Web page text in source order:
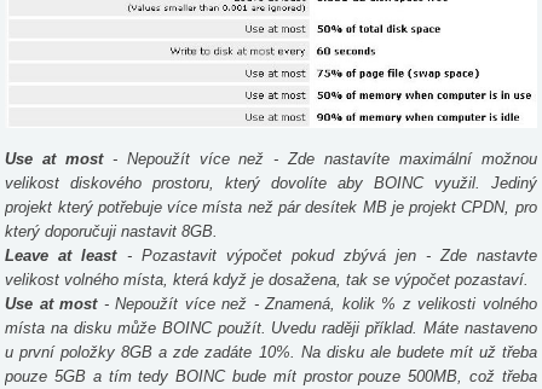
Use at most- Nepoužít více než - Zde nastavíte maximální možnou
velikost diskového prostoru, který dovolíte aby BOINC využil. Jediný
projekt který potřebuje více místa než pár desítek MB je projekt CPDN, pro
který doporučuji nastavit 8GB.
Leave at least- Pozastavit výpočet pokud zbývá jen - Zde nastavte
velikost volného místa, která když je dosažena, tak se výpočet pozastaví.
Use at most- Nepoužít více než - Znamená, kolik % z velikosti volného
místa na disku může BOINC použít. Uvedu raději příklad. Máte nastaveno
u první položky 8GB a zde zadáte 10%. Na disku ale budete mít už třeba
pouze 5GB a tím tedy BOINC bude mít prostor pouze 500MB, což třeba